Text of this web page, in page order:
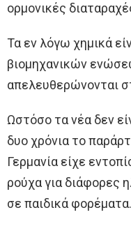
ορμονικές
Τα εν λόγω χημικά
βιομηχανικών
απελευθερώνονται
Ωστόσο τα νέα δεν
δυο χρόνια το
Γερμανία είχε
ρούχα για διάφορες
σε παιδικά φορέματα.